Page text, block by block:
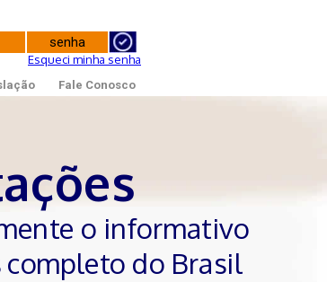
Esqueci minha senha
Fale Conosco
o informativo
do Brasil